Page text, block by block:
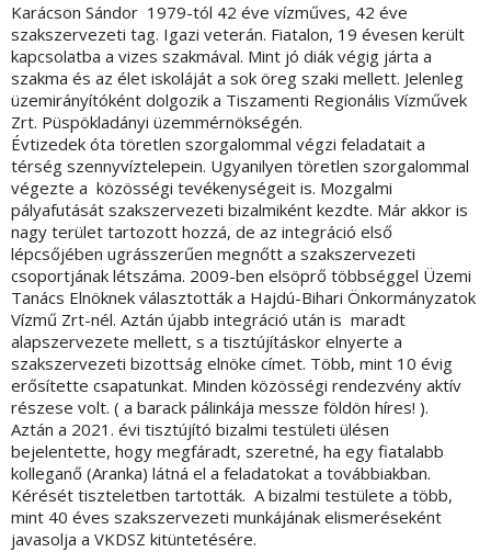
Karácson Sándor 1979-tól 42 éve vízműves, 42 éve
szakszervezeti tag. Igazi veterán. Fiatalon, 19 évesen került
kapcsolatba a vizes szakmával. Mint jó diák végig járta a
szakma és az élet iskoláját a sok öreg szaki mellett. Jelenleg
üzemirányítóként dolgozik a Tiszamenti Regionális Vízművek
Zrt. Püspökladányi üzemmérnökségén.
Évtizedek óta töretlen szorgalommal végzi feladatait a
térség szennyvíztelepein. Ugyanilyen töretlen szorgalommal
végezte a közösségi tevékenységeit is. Mozgalmi
pályafutását szakszervezeti bizalmiként kezdte. Már akkor is
nagy terület tartozott hozzá, de az integráció első
lépcsőjében ugrásszerűen megnőtt a szakszervezeti
csoportjának létszáma. 2009-ben elsöprő többséggel Üzemi
Tanács Elnöknek választották a Hajdú-Bihari Önkormányzatok
Vízmű Zrt-nél. Aztán újabb integráció után is maradt
alapszervezete mellett, s a tisztújításkor elnyerte a
szakszervezeti bizottság elnöke címet. Több, mint 10 évig
erősítette csapatunkat. Minden közösségi rendezvény aktív
részese volt. ( a barack pálinkája messze földön híres! ).
Aztán a 2021. évi tisztújító bizalmi testületi ülésen
bejelentette, hogy megfáradt, szeretné, ha egy fiatalabb
kolleganő (Aranka) látná el a feladatokat a továbbiakban.
Kérését tiszteletben tartották. A bizalmi testülete a több,
mint 40 éves szakszervezeti munkájának elismeréseként
javasolja a VKDSZ kitüntetésére.